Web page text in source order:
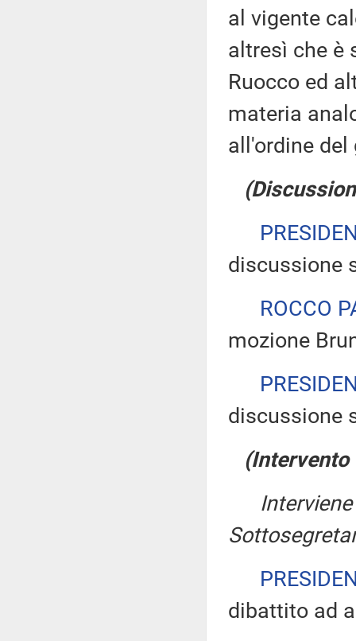
al vigente
altresì che è
Ruocco ed
materia
all'ordine
discussione
ROCCO
mozione
discussione
(Intervento
dibattito ad